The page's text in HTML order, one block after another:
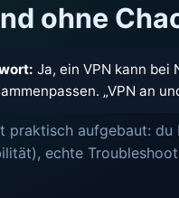
ohne
Ja, ein VPN kann bei
„VPN an
praktisch aufgebaut:
echte